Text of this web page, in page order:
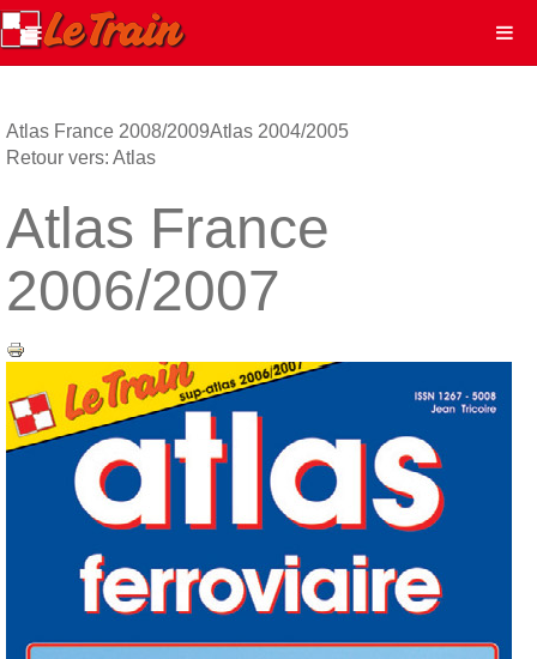
Atlas France 2008/2009Atlas 2004/2005
Retour vers: Atlas
Atlas France
2006/2007